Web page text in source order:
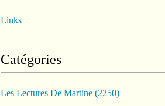
Links
Catégories
Les Lectures De Martine (2250)